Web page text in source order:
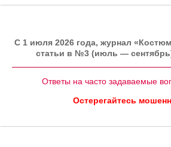
C 1 июля 2026 года, журнал
статьи в №3 (июль —
Ответы на часто задаваемые
Остерегайтесь